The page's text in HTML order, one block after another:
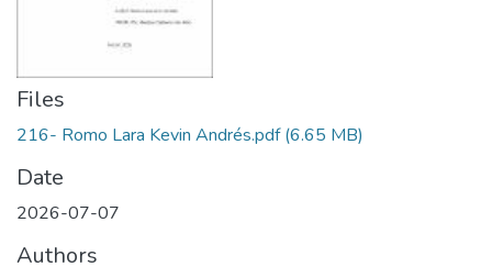
Files
216- Romo Lara Kevin Andrés.pdf(6.65 MB)
Date
2026-07-07
Authors